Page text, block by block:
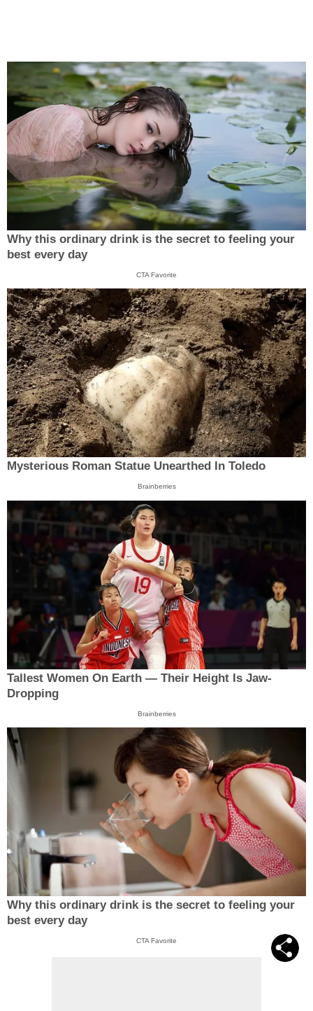
Why this ordinary drink is the secret to feeling your
best every day
CTA Favorite
Mysterious Roman Statue Unearthed In Toledo
Brainberries
Tallest Women On Earth — Their Height Is Jaw-
Dropping
Brainberries
Why this ordinary drink is the secret to feeling your
best every day
CTA Favorite